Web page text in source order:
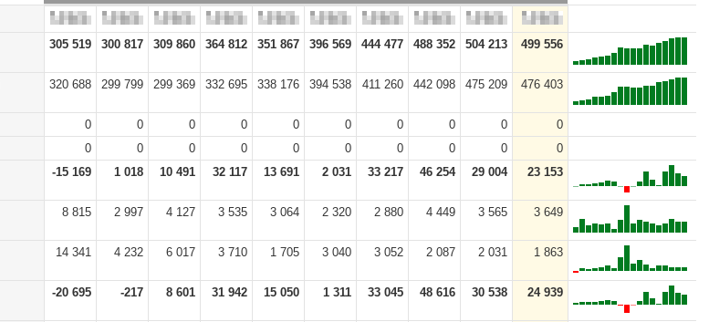
305 519 300 817 309 860 364 812 351 867 396 569 444 477 488 352 504 213 499 556
320 688 299 799 299 369 332 695 338 176 394 538 411 260 442 098 475 209 476 403
0 0 0 0 0 0 0 0 0
0
0 0 0 0 0 0 0 0 0
0
-15 169 1 018 10 491 32 117 13 691 2 031 33 217 46 254 29 004 23 153
8 815 2 997 4 127 3 535 3 064 2 320 2 880 4 449 3 565 3 649
14 341 4 232 6 017 3 710 1 705 3 040 3 052 2 087 2 031 1 863
-20 695 -217 8 601 31 942 15 050 1 311 33 045 48 616 30 538 24 939